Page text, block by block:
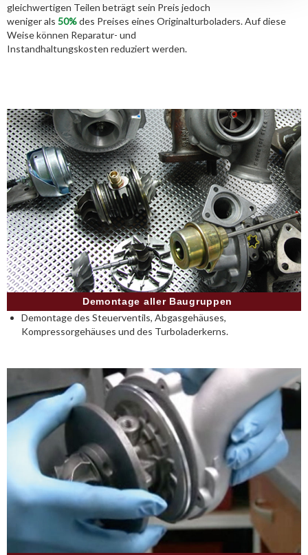
gleichwertigen Teilen beträgt sein Preis jedoch
weniger als 50%des Preises eines Originalturboladers. Auf diese
Weise können Reparatur- und
Instandhaltungskosten reduziert werden.
Demontage aller Baugruppen
Demontage des Steuerventils, Abgasgehäuses,
Kompressorgehäuses und des Turboladerkerns.